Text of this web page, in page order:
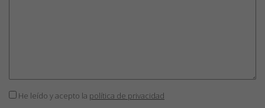
He leído y acepto la política de privacidad